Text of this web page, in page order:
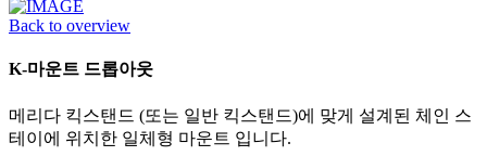
Back to overview
K-마운트 드롭아웃
메리다 킥스탠드 (또는 일반 킥스탠드)에 맞게 설계된 체인 스
테이에 위치한 일체형 마운트 입니다.